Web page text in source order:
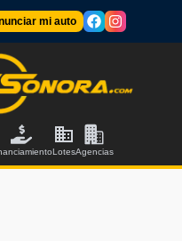
mi auto
LotesAgencias